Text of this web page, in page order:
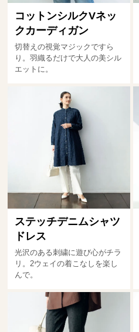
コットンシルクVネッ
クカーディガン
切替えの視覚マジックですら
り。羽織るだけで大人の美シル
エットに。
ステッチデニムシャツ
ドレス
光沢のある刺繍に遊び心がチラ
リ。2ウェイの着こなしを楽し
んで。